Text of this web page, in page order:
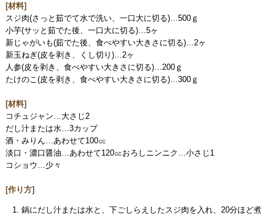
[材料]
スジ肉(さっと茹でて水で洗い、一口大に切る)…500ｇ
小芋(サッと茹でた後、一口大に切る)…5ヶ
新じゃがいも(茹でた後、食べやすい大きさに切る)…2ヶ
新玉ねぎ(皮を剥き、くし切り)…2ヶ
人参(皮を剥き、食べやすい大きさに切る)…200ｇ
たけのこ(皮を剥き、食べやすい大きさに切る)…300ｇ
[材料]
コチュジャン…大さじ2
だし汁または水…3カップ
酒・みりん…あわせて100㏄
淡口・濃口醤油…あわせて120㏄おろしニンニク…小さじ1
コショウ…少々
[作り方]
鍋にだし汁または水と、下ごしらえしたスジ肉を入れ、20分ほど煮